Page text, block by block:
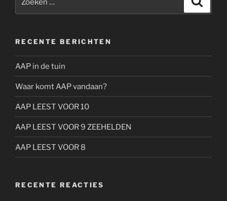
RECENTE BERICHTEN
AAP in de tuin
Waar komt AAP vandaan?
AAP LEEST VOOR 10
AAP LEEST VOOR 9 ZEEHELDEN
AAP LEEST VOOR 8
RECENTE REACTIES